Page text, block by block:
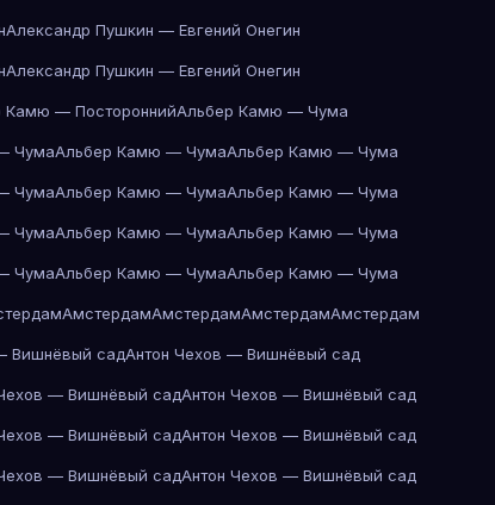
Александр Пушкин — Евгений Онегин
Александр Пушкин — Евгений Онегин
Камю — ПостороннийАльбер Камю — Чума
ЧумаАльбер Камю — ЧумаАльбер Камю — Чума
ЧумаАльбер Камю — ЧумаАльбер Камю — Чума
ЧумаАльбер Камю — ЧумаАльбер Камю — Чума
ЧумаАльбер Камю — ЧумаАльбер Камю — Чума
АмстердамАмстердамАмстердамАмстердам
Вишнёвый садАнтон Чехов — Вишнёвый сад
— Вишнёвый садАнтон Чехов — Вишнёвый сад
— Вишнёвый садАнтон Чехов — Вишнёвый сад
— Вишнёвый садАнтон Чехов — Вишнёвый сад